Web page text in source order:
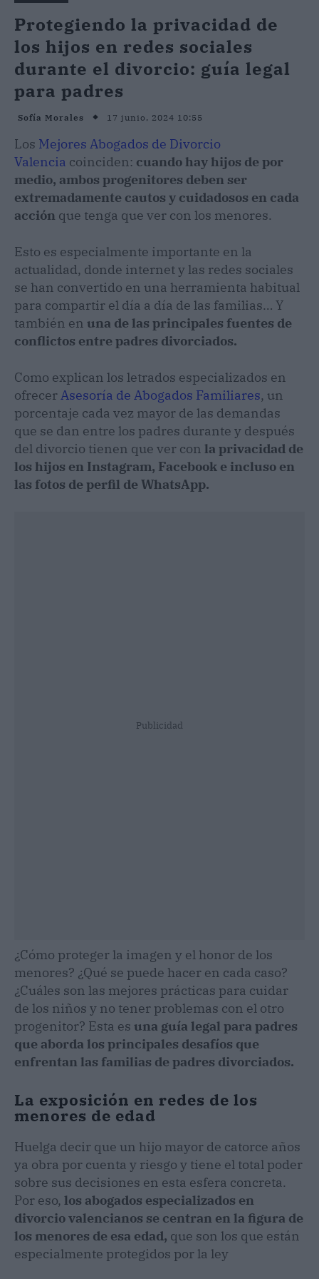
Protegiendo la privacidad de
los hijos en redes sociales
durante el divorcio: guía legal
para padres
Sofía Morales 17 junio, 2024 10:55
Los Mejores Abogados de Divorcio
Valencia coinciden: cuando hay hijos de por
medio, ambos progenitores deben ser
extremadamente cautos y cuidadosos en cada
acción que tenga que ver con los menores.
Esto es especialmente importante en la
actualidad, donde internet y las redes sociales
se han convertido en una herramienta habitual
para compartir el día a día de las familias… Y
también en una de las principales fuentes de
conflictos entre padres divorciados.
Como explican los letrados especializados en
ofrecerAsesoría de Abogados Familiares, un
porcentaje cada vez mayor de las demandas
que se dan entre los padres durante y después
del divorcio tienen que ver con la privacidad de
los hijos en Instagram, Facebook e incluso en
las fotos de perfil de WhatsApp.
Publicidad
¿Cómo proteger la imagen y el honor de los
menores? ¿Qué se puede hacer en cada caso?
¿Cuáles son las mejores prácticas para cuidar
de los niños y no tener problemas con el otro
progenitor? Esta es una guía legal para padres
que aborda los principales desafíos que
enfrentan las familias de padres divorciados.
La exposición en redes de los
menores de edad
Huelga decir que un hijo mayor de catorce años
ya obra por cuenta y riesgo y tiene el total poder
sobre sus decisiones en esta esfera concreta.
Por eso, los abogados especializados en
divorcio valencianos se centran en la figura de
los menores de esa edad, que son los que están
especialmente protegidos por la ley